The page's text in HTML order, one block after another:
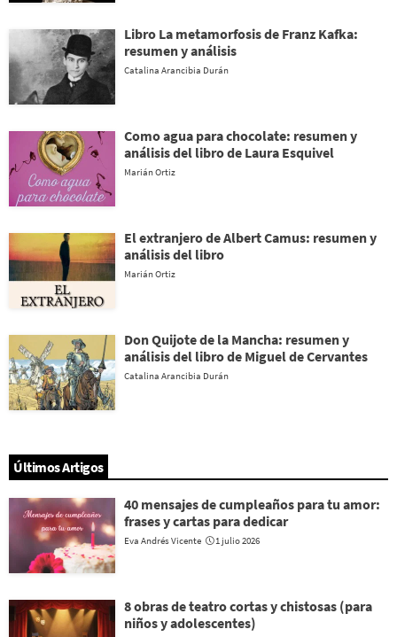
Libro La metamorfosis de Franz Kafka:
resumen y análisis
Catalina Arancibia Durán
Como agua para chocolate: resumen y
análisis del libro de Laura Esquivel
Marián Ortiz
El extranjero de Albert Camus: resumen y
análisis del libro
Marián Ortiz
Don Quijote de la Mancha: resumen y
análisis del libro de Miguel de Cervantes
Catalina Arancibia Durán
Últimos Artigos
40 mensajes de cumpleaños para tu amor:
frases y cartas para dedicar
Eva Andrés Vicente 1 julio 2026
8 obras de teatro cortas y chistosas (para
niños y adolescentes)